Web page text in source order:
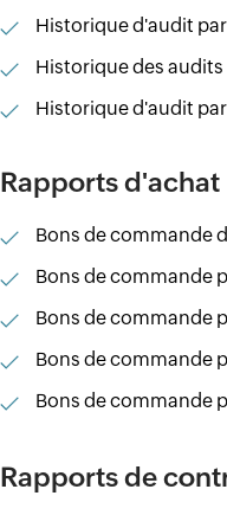
Historique d'audit
Historique des
Historique d'audit
Rapports d'achat
Bons de commande
Bons de commande
Bons de commande
Bons de commande
Bons de commande
Rapports de